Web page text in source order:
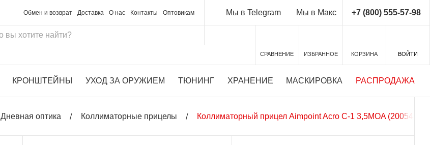
Обмен и возврат Доставка О нас Контакты Оптовикам Мы в Telegram Мы в Макс +7 (800) 555-57-98
СРАВНЕНИЕ ИЗБРАННОЕ КОРЗИНА ВОЙТИ
КРОНШТЕЙНЫ УХОД ЗА ОРУЖИЕМ ТЮНИНГ ХРАНЕНИЕ МАСКИРОВКА РАСПРОДАЖА
Дневная оптика Коллиматорные прицелы Коллиматорный прицел Aimpoint Acro C-1 3,5MOA (200548)